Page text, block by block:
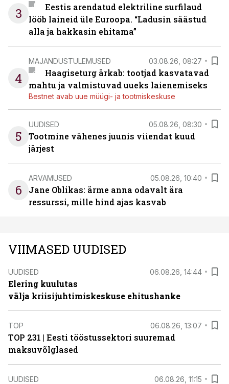
3
Eestis arendatud elektriline surfilaud
lööb laineid üle Euroopa. “Ladusin säästud
alla ja hakkasin ehitama”
4
MAJANDUSTULEMUSED 03.08.26, 08:27
Haagiseturg ärkab: tootjad kasvatavad
mahtu ja valmistuvad uueks laienemiseks
Bestnet avab uue müügi- ja tootmiskeskuse
5
UUDISED 05.08.26, 08:30
Tootmine vähenes juunis viiendat kuud
järjest
6
ARVAMUSED 05.08.26, 10:40
Jane Oblikas: ärme anna odavalt ära
ressurssi, mille hind ajas kasvab
VIIMASED UUDISED
UUDISED 06.08.26, 14:44
Elering kuulutas
välja kriisijuhtimiskeskuse ehitushanke
TOP 06.08.26, 13:07
TOP 231 | Eesti tööstussektori suuremad
maksuvõlglased
UUDISED 06.08.26, 11:15